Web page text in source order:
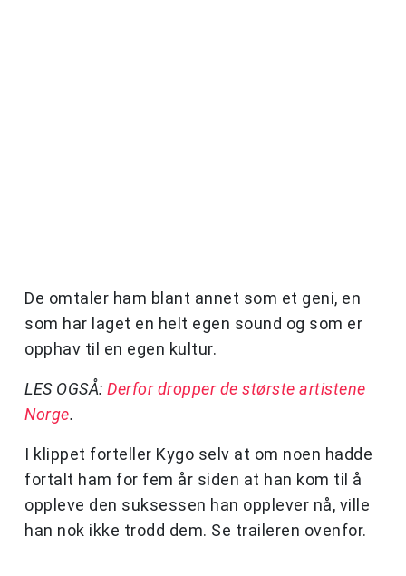
De omtaler ham blant annet som et geni, en
som har laget en helt egen sound og som er
opphav til en egen kultur.
LES OGSÅ: Derfor dropper de største artistene
Norge.
I klippet forteller Kygo selv at om noen hadde
fortalt ham for fem år siden at han kom til å
oppleve den suksessen han opplever nå, ville
han nok ikke trodd dem. Se traileren ovenfor.